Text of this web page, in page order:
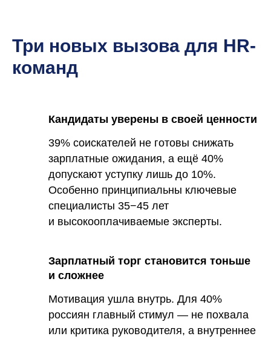
Три новых вызова для HR-
команд
Кандидаты уверены в своей ценности
39% соискателей не готовы снижать
зарплатные ожидания, а ещё 40%
допускают уступку лишь до 10%.
Особенно принципиальны ключевые
специалисты 35−45 лет
и высокооплачиваемые эксперты.
Зарплатный торг становится тоньше
и сложнее
Мотивация ушла внутрь. Для 40%
россиян главный стимул — не похвала
или критика руководителя, а внутреннее